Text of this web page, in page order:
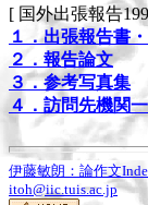
[ 国外出張報告
１．出張報告書
２．報告論文
３．参考写真集
４．訪問先機関
伊藤敏朗：論作文
itoh@iic.tuis.ac.jp